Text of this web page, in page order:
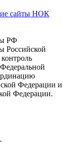
сайты НОК
РФ
Российской
Федерации и
Федерации.